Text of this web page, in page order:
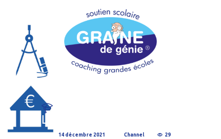
Le secret de Tartaglia
14 décembre 2021 Channel 29